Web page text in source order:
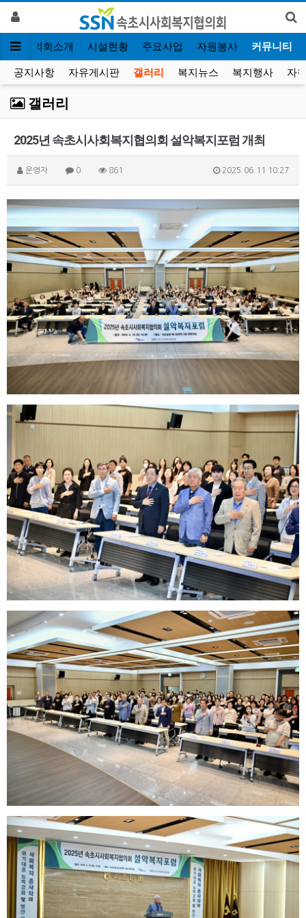
협의회소개 시설현황 주요사업 자원봉사 커뮤니티
공지사항 자유게시판 갤러리 복지뉴스 복지행사 자
갤러리
2025년 속초시사회복지협의회 설악복지포럼 개최
운영자 0 861 2025.06.11 10:27